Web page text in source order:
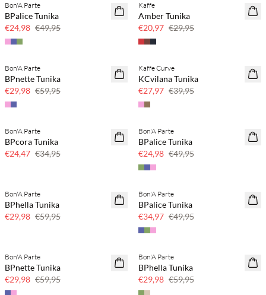
SAVE20
Bon'A Parte
BPalice Tunika
€24,98 €49,95
SAVE20
Kaffe
Amber Tunika
€20,97 €29,95
SAVE20
Bon'A Parte
BPnette Tunika
€29,98 €59,95
SAVE20
Kaffe Curve
KCvilana Tunika
€27,97 €39,95
SAVE20
Bon'A Parte
BPcora Tunika
€24,47 €34,95
SAVE20
Bon'A Parte
BPalice Tunika
€24,98 €49,95
SAVE20
Bon'A Parte
BPhella Tunika
€29,98 €59,95
SAVE20
Bon'A Parte
BPalice Tunika
€34,97 €49,95
SAVE20
Bon'A Parte
BPnette Tunika
€29,98 €59,95
SAVE20
Bon'A Parte
BPhella Tunika
€29,98 €59,95